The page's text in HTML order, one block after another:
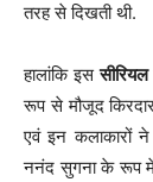
तरह से दिखती थी.
हालांकि इससीरियल
रूप से मौजूद
एवं इन कलाकारों
ननंद सुगना के रूप